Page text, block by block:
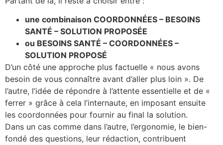
une combinaison COORDONNÉES – BESOINS
SANTÉ – SOLUTION PROPOSÉE
ou BESOINS SANTÉ – COORDONNÉES –
SOLUTION PROPOSÉ
D’un côté une approche plus factuelle « nous avons
besoin de vous connaître avant d’aller plus loin ». De
l’autre, l’idée de répondre à l’attente essentielle et de «
ferrer » grâce à cela l’internaute, en imposant ensuite
les coordonnées pour fournir au final la solution.
Dans un cas comme dans l’autre, l’ergonomie, le bien-
fondé des questions, leur rédaction, contribuent